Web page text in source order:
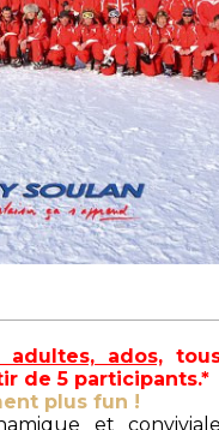
adultes, ados,
de 5 participants.*
plus fun !
et